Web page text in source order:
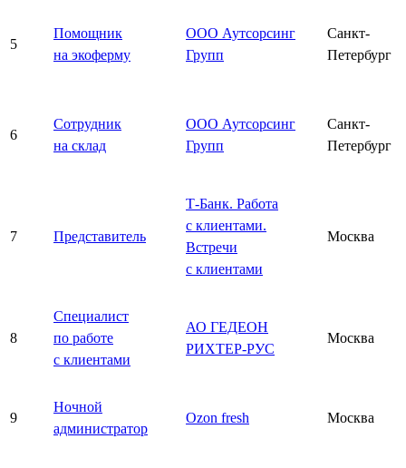
5
Помощник
на экоферму
ООО Аутсорсинг
Групп
Санкт-
Петербург
6
Сотрудник
на склад
ООО Аутсорсинг
Групп
Санкт-
Петербург
7 Представитель
Т-Банк. Работа
с клиентами.
Встречи
с клиентами
Москва
8
Специалист
по работе
с клиентами
АО ГЕДЕОН
РИХТЕР-РУС
Москва
9
Ночной
администратор
Ozon fresh Москва